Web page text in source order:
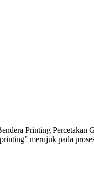
Printing Percetakan
merujuk pada